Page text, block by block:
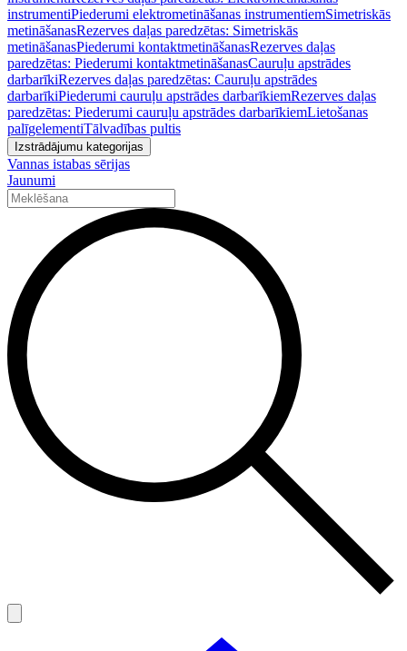
instrumentiPiederumi elektrometināšanas instrumentiemSimetriskās
metināšanasRezerves daļas paredzētas: Simetriskās
metināšanasPiederumi kontaktmetināšanasRezerves daļas
paredzētas: Piederumi kontaktmetināšanasCauruļu apstrādes
darbarīkiRezerves daļas paredzētas: Cauruļu apstrādes
darbarīkiPiederumi cauruļu apstrādes darbarīkiemRezerves daļas
paredzētas: Piederumi cauruļu apstrādes darbarīkiemLietošanas
palīgelementiTālvadības pultis
Izstrādājumu kategorijas
Vannas istabas sērijas
Jaunumi